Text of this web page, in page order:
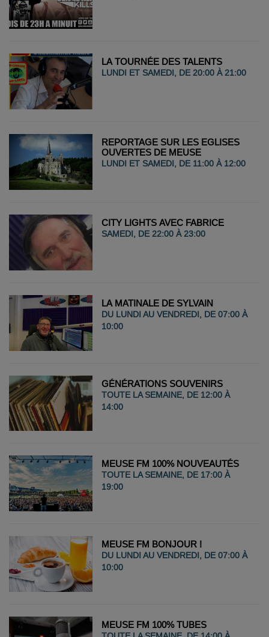
LA TOURNÉE DES TALENTS
LUNDI ET SAMEDI, DE 20:00 À 21:00
REPORTAGE SUR LES EGLISES
OUVERTES DE MEUSE
LUNDI ET SAMEDI, DE 11:00 À 12:00
CITY LIGHTS AVEC FABRICE
SAMEDI, DE 22:00 À 23:00
LA MATINALE DE SYLVAIN
DU LUNDI AU VENDREDI, DE 07:00 À
10:00
GÉNÉRATIONS SOUVENIRS
TOUTE LA SEMAINE, DE 12:00 À
14:00
MEUSE FM 100% NOUVEAUTÉS
TOUTE LA SEMAINE, DE 17:00 À
19:00
MEUSE FM BONJOUR !
DU LUNDI AU VENDREDI, DE 07:00 À
10:00
MEUSE FM 100% TUBES